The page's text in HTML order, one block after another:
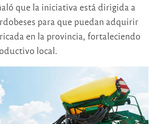
que la iniciativa está dirigida a
para que puedan adquirir
en la provincia, fortaleciendo
local.